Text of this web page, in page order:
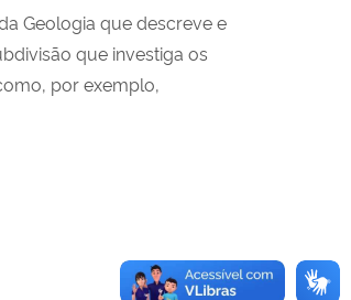
Geologia que descreve e
que investiga os
por exemplo,